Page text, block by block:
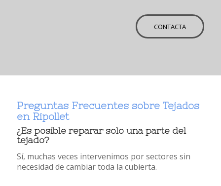
CONTACTA
Preguntas Frecuentes sobre Tejados
en Ripollet
¿Es posible reparar solo una parte del
tejado?
Sí, muchas veces intervenimos por sectores sin
necesidad de cambiar toda la cubierta.